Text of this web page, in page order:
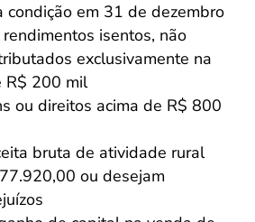
condição em 31 de dezembro
isentos, não
exclusivamente na
R$ 200 mil
ou direitos acima de R$ 800
bruta de atividade rural
ou desejam